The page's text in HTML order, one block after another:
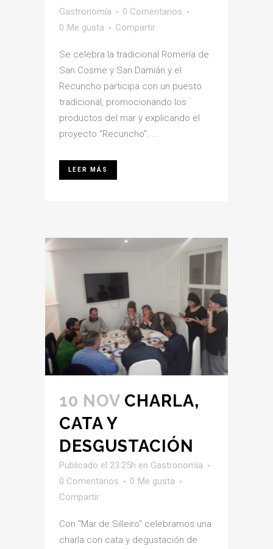
Gastronomía
0 Comentarios
0 Me gusta Compartir
Se celebra la tradicional Romería de
San Cosme y San Damián y el
Recuncho participa con un puesto
tradicional, promocionando los
productos del mar y explicando el
proyecto "Recuncho". ...
LEER MÁS
10 NOV CHARLA,
CATA Y
DESGUSTACIÓN
Publicado el 23:25h en Gastronomía
0 Comentarios
0 Me gusta
Compartir
Con "Mar de Silleiro" celebramos una
charla con cata y degustación de